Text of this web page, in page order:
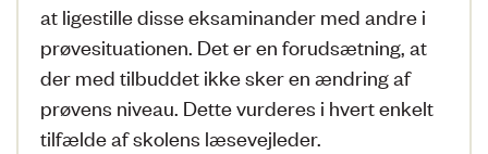
at ligestille disse eksaminander med andre i
prøvesituationen. Det er en forudsætning, at
der med tilbuddet ikke sker en ændring af
prøvens niveau. Dette vurderes i hvert enkelt
tilfælde af skolens læsevejleder.